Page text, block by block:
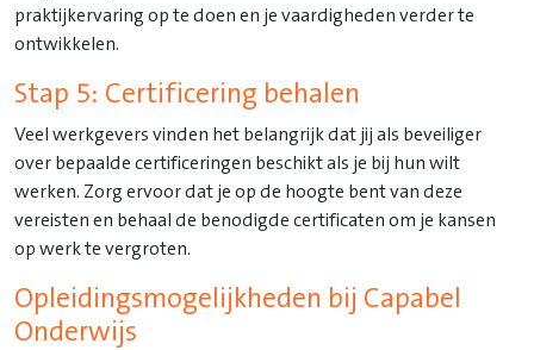
praktijkervaring op te doen en je vaardigheden verder te
ontwikkelen.
Stap 5: Certificering behalen
Veel werkgevers vinden het belangrijk dat jij als beveiliger
over bepaalde certificeringen beschikt als je bij hun wilt
werken. Zorg ervoor dat je op de hoogte bent van deze
vereisten en behaal de benodigde certificaten om je kansen
op werk te vergroten.
Opleidingsmogelijkheden bij Capabel
Onderwijs